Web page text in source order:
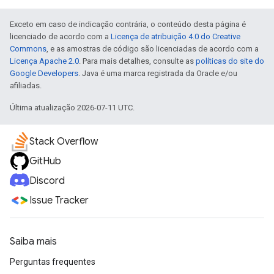
Exceto em caso de indicação contrária, o conteúdo desta página é
licenciado de acordo com a Licença de atribuição 4.0 do Creative
Commons, e as amostras de código são licenciadas de acordo com a
Licença Apache 2.0. Para mais detalhes, consulte as políticas do site do
Google Developers. Java é uma marca registrada da Oracle e/ou
afiliadas.
Última atualização 2026-07-11 UTC.
Stack Overflow
GitHub
Discord
Issue Tracker
Saiba mais
Perguntas frequentes